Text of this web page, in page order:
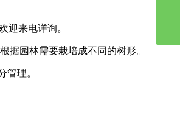
来电详询。
园林需要栽培成不同的树形。
理。